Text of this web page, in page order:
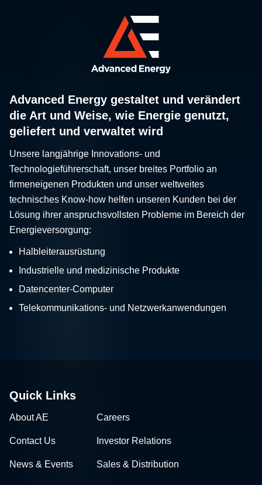
Advanced Energy gestaltet und verändert
die Art und Weise, wie Energie genutzt,
geliefert und verwaltet wird
Unsere langjährige Innovations- und
Technologieführerschaft, unser breites Portfolio an
firmeneigenen Produkten und unser weltweites
technisches Know-how helfen unseren Kunden bei der
Lösung ihrer anspruchsvollsten Probleme im Bereich der
Energieversorgung:
Halbleiterausrüstung
Industrielle und medizinische Produkte
Datencenter-Computer
Telekommunikations- und Netzwerkanwendungen
Quick Links
About AE Careers
Contact Us Investor Relations
News & Events Sales & Distribution